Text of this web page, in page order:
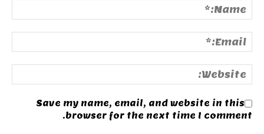
Save my name, email, and website in this
browser for the next time I comment.